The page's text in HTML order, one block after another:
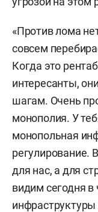
«Против лома
совсем
Когда это
интересанты,
шагам. Очень
монополия. У
монопольная
регулирование.
для нас, а для
видим сегодня в